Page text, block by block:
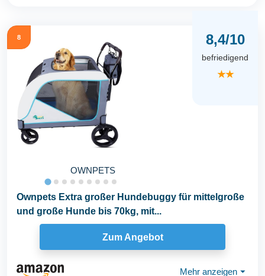
8
OWNPETS
8,4/10
befriedigend
★★
Ownpets Extra großer Hundebuggy für mittelgroße
und große Hunde bis 70kg, mit...
Zum Angebot
Mehr anzeigen ⏷